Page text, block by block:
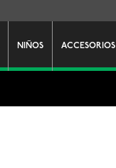
NIÑOS ACCESORIOS